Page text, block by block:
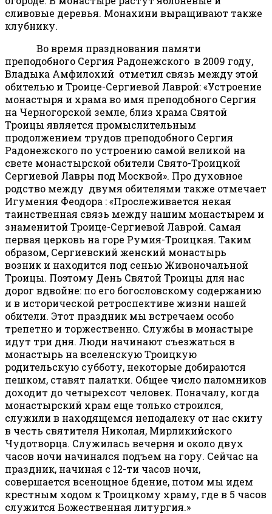
сливовые деревья. Монахини выращивают также
клубнику.
Во время празднования памяти
преподобного Сергия Радонежского в 2009 году,
Владыка Амфилохий отметил связь между этой
обителью и Троице-Сергиевой Лаврой: «Устроение
монастыря и храма во имя преподобного Сергия
на Черногорской земле, близ храма Святой
Троицы является промыслительным
продолжением трудов преподобного Сергия
Радонежского по устроению самой великой на
свете монастырской обители Свято-Троицкой
Сергиевой Лавры под Москвой». Про духовное
родство между двумя обителями также отмечает
Игумения Феодора : «Прослеживается некая
таинственная связь между нашим монастырем и
знаменитой Троице-Сергиевой Лаврой. Самая
первая церковь на горе Румия-Троицкая. Таким
образом, Сергиевский женский монастырь
возник и находится под сенью Живоночальной
Троицы. Поэтому День Святой Троицы для нас
дорог вдвойне: по его богословскому содержанию
и в исторической ретроспективе жизни нашей
обители. Этот праздник мы встречаем особо
трепетно и торжественно. Службы в монастыре
идут три дня. Люди начинают съезжаться в
монастырь на вселенскую Троицкую
родительскую субботу, некоторые добираются
пешком, ставят палатки. Общее число паломников
доходит до четырехсот человек. Поначалу, когда
монастырский храм еще только строился,
служили в находящемся неподалеку от нас скиту
в честь святителя Николая, Мирликийского
Чудотворца. Служилась вечерня и около двух
часов ночи начинался подъем на гору. Сейчас на
праздник, начиная с 12-ти часов ночи,
совершается всенощное бдение, потом мы идем
крестным ходом к Троицкому храму, где в 5 часов
служится Божественная литургия.»